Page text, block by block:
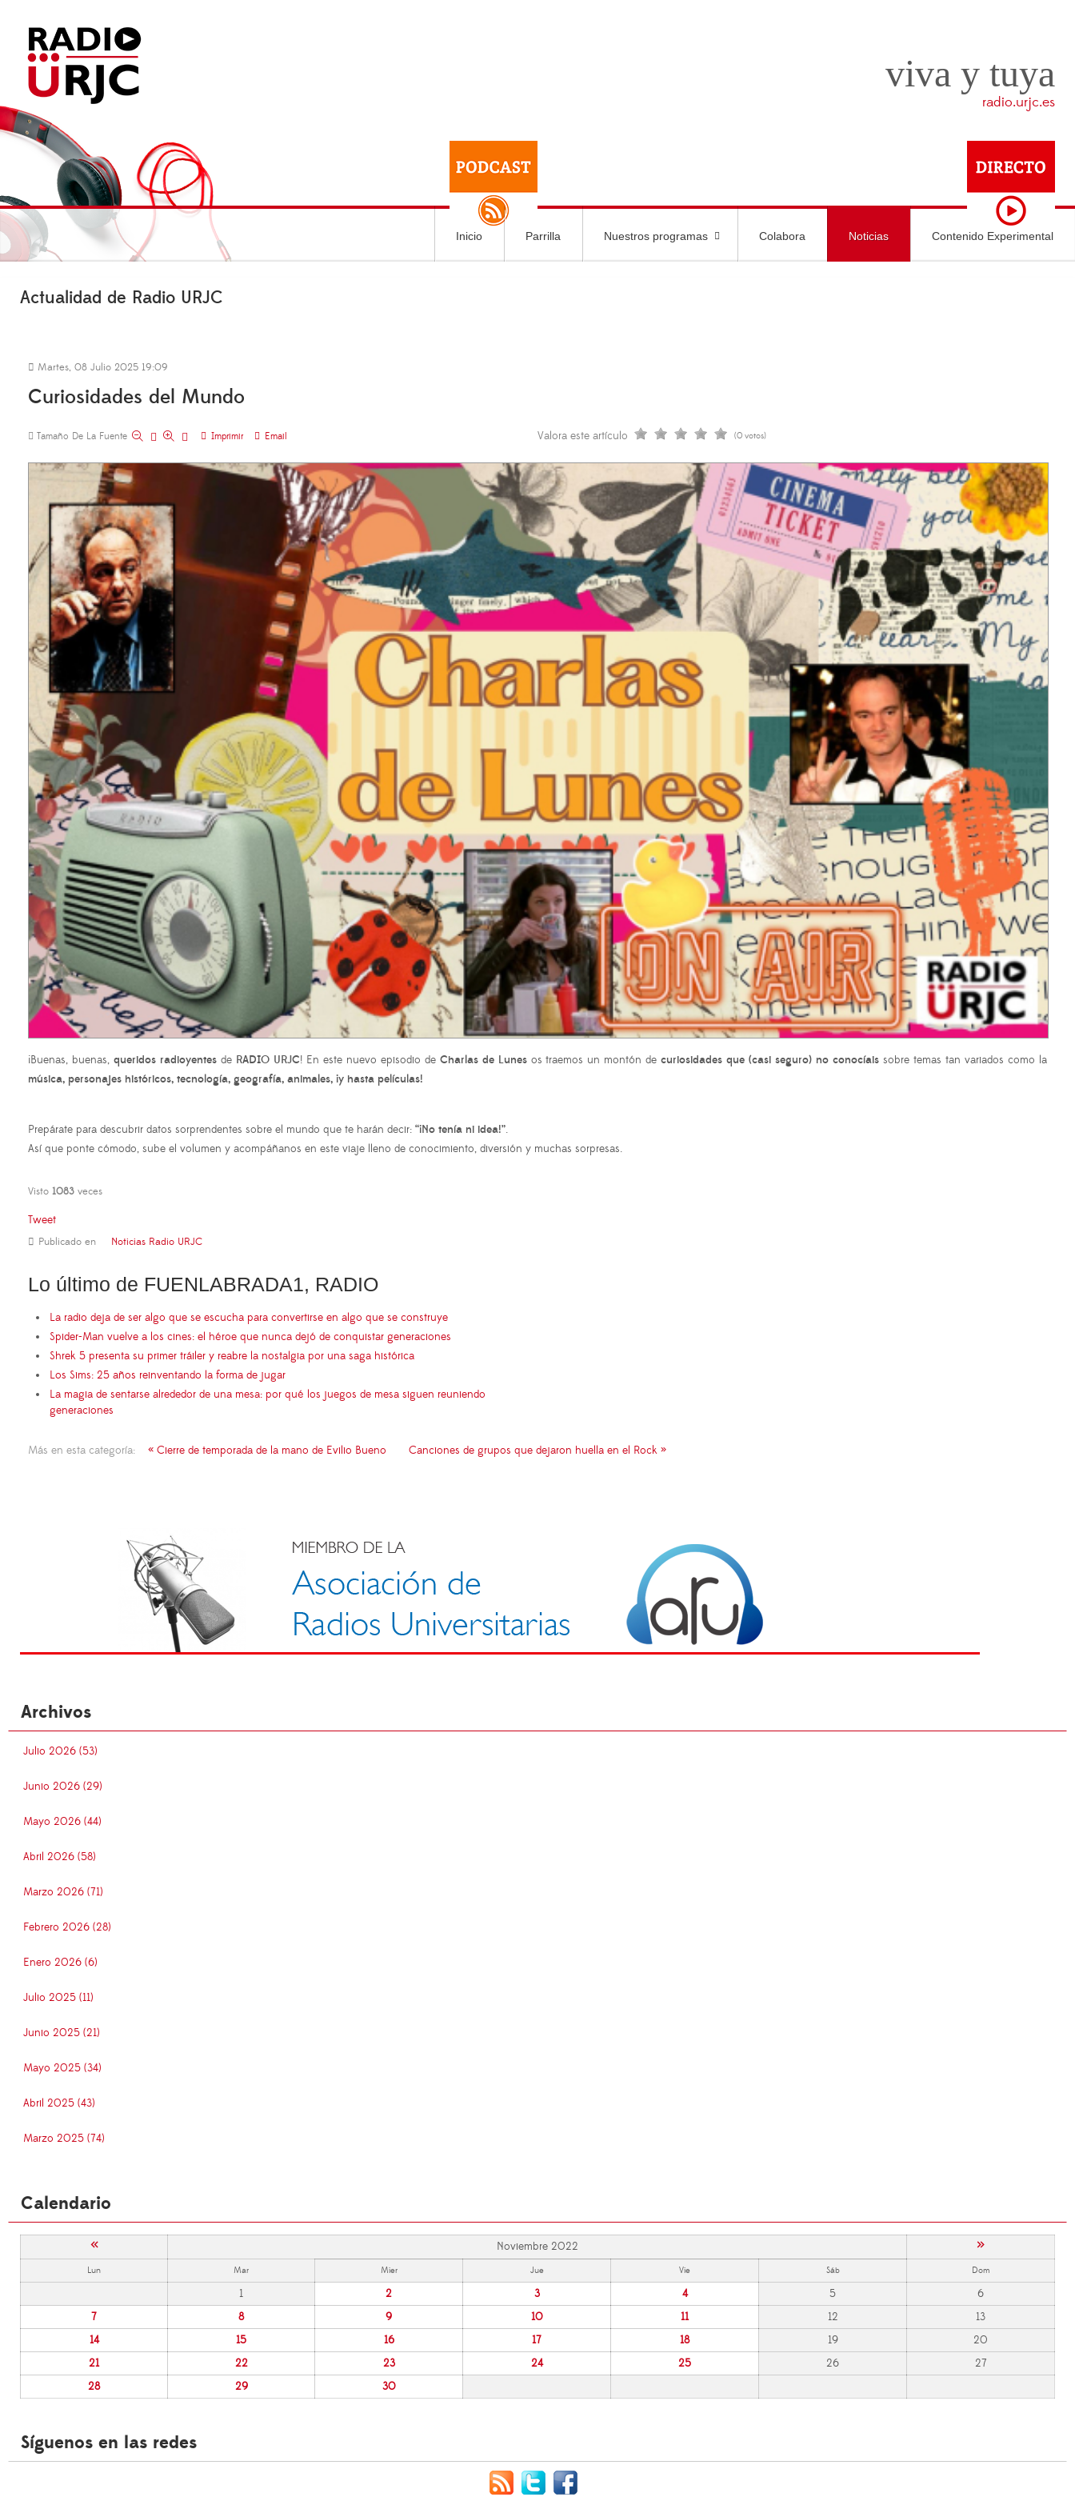
viva y tuya
radio.urjc.es
Inicio Parrilla Nuestros programas Colabora Noticias Contenido Experimental
Actualidad de Radio URJC
Martes, 08 Julio 2025 19:09
Curiosidades del Mundo
Tamaño De La Fuente Imprimir Email Valora este artículo (0 votos)
¡Buenas, buenas, queridos radioyentesde RADIO URJC! En este nuevo episodio de Charlas de Lunesos traemos un montón decuriosidades que (casi seguro) no conocíais sobre temas tan variados como la
música, personajes históricos, tecnología, geografía, animales, ¡y hasta películas!
Prepárate para descubrir datos sorprendentes sobre el mundo que te harán decir: “¡No tenía ni idea!”.
Así que ponte cómodo, sube el volumen y acompáñanos en este viaje lleno de conocimiento, diversión y muchas sorpresas.
Visto 1083 veces
Tweet
Publicado en Noticias Radio URJC
Lo último de FUENLABRADA1, RADIO
La radio deja de ser algo que se escucha para convertirse en algo que se construye
Spider-Man vuelve a los cines: el héroe que nunca dejó de conquistar generaciones
Shrek 5 presenta su primer tráiler y reabre la nostalgia por una saga histórica
Los Sims: 25 años reinventando la forma de jugar
La magia de sentarse alrededor de una mesa: por qué los juegos de mesa siguen reuniendo
generaciones
Más en esta categoría: « Cierre de temporada de la mano de Evilio Bueno Canciones de grupos que dejaron huella en el Rock »
Archivos
Julio 2026 (53)
Junio 2026 (29)
Mayo 2026 (44)
Abril 2026 (58)
Marzo 2026 (71)
Febrero 2026 (28)
Enero 2026 (6)
Julio 2025 (11)
Junio 2025 (21)
Mayo 2025 (34)
Abril 2025 (43)
Marzo 2025 (74)
Calendario
« Noviembre 2022 »
Lun Mar Mier Jue Vie Sáb Dom
1 2 3 4 5
6
7
8 9 10 11 12
13
14
15 16 17 18 19
20
21
22 23 24 25 26
27
28
29 30
Síguenos en las redes